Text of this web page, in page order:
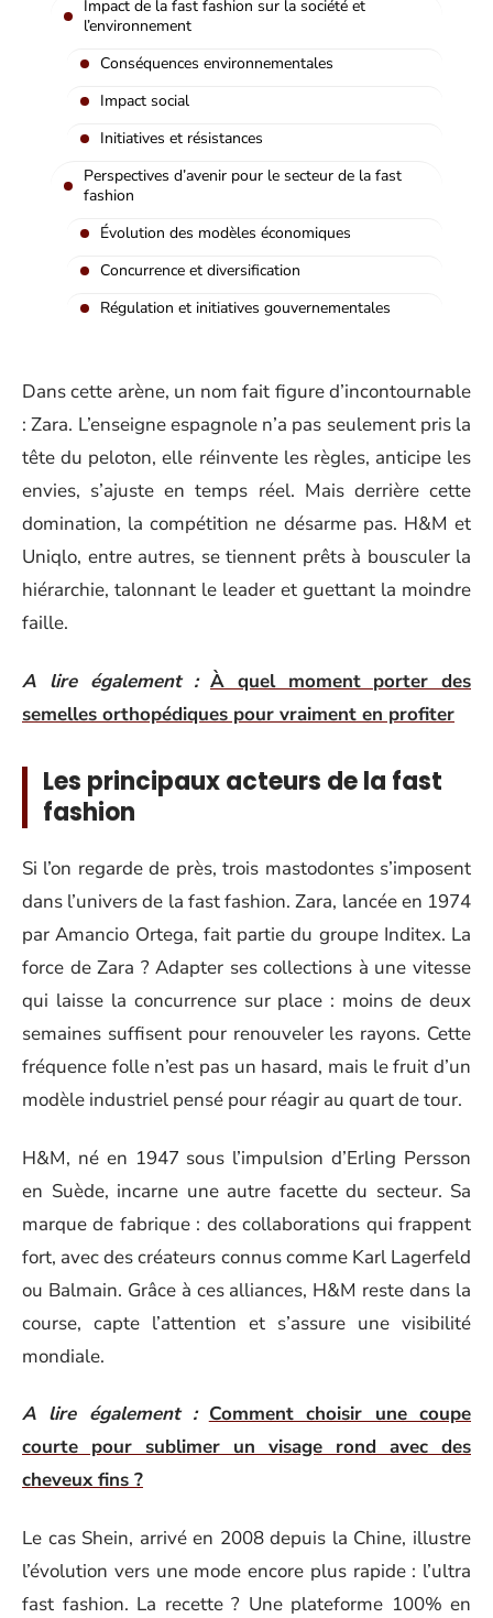
Impact de la fast fashion sur la société et
l’environnement
Conséquences environnementales
Impact social
Initiatives et résistances
Perspectives d’avenir pour le secteur de la fast
fashion
Évolution des modèles économiques
Concurrence et diversification
Régulation et initiatives gouvernementales
Dans cette arène, un nom fait figure d’incontournable
: Zara. L’enseigne espagnole n’a pas seulement pris la
tête du peloton, elle réinvente les règles, anticipe les
envies, s’ajuste en temps réel. Mais derrière cette
domination, la compétition ne désarme pas. H&M et
Uniqlo, entre autres, se tiennent prêts à bousculer la
hiérarchie, talonnant le leader et guettant la moindre
faille.
A lire également : À quel moment porter des
semelles orthopédiques pour vraiment en profiter
Les principaux acteurs de la fast
fashion
Si l’on regarde de près, trois mastodontes s’imposent
dans l’univers de la fast fashion. Zara, lancée en 1974
par Amancio Ortega, fait partie du groupe Inditex. La
force de Zara ? Adapter ses collections à une vitesse
qui laisse la concurrence sur place : moins de deux
semaines suffisent pour renouveler les rayons. Cette
fréquence folle n’est pas un hasard, mais le fruit d’un
modèle industriel pensé pour réagir au quart de tour.
H&M, né en 1947 sous l’impulsion d’Erling Persson
en Suède, incarne une autre facette du secteur. Sa
marque de fabrique : des collaborations qui frappent
fort, avec des créateurs connus comme Karl Lagerfeld
ou Balmain. Grâce à ces alliances, H&M reste dans la
course, capte l’attention et s’assure une visibilité
mondiale.
A lire également : Comment choisir une coupe
courte pour sublimer un visage rond avec des
cheveux fins ?
Le cas Shein, arrivé en 2008 depuis la Chine, illustre
l’évolution vers une mode encore plus rapide : l’ultra
fast fashion. La recette ? Une plateforme 100% en